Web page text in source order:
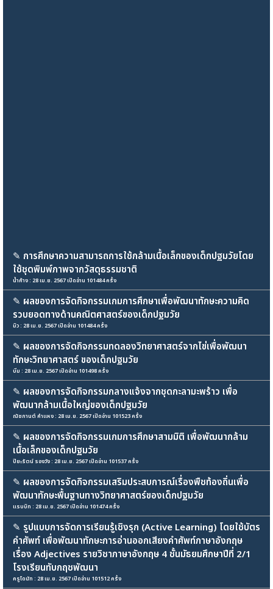
✎ การศึกษาความสามารถการใช้กล้ามเนื้อเล็กของเด็กปฐมวัยโดย
ใช้ชุดพิมพ์ภาพจากวัสดุธรรมชาติ
น้ำค้าง : 28 เม.ย. 2567 เปิดอ่าน 101484 ครั้ง
✎ ผลของการจัดกิจกรรมเกมการศึกษาเพื่อพัฒนาทักษะความคิด
รวบยอดทางด้านคณิตศาสตร์ของเด็กปฐมวัย
มิว : 28 เม.ย. 2567 เปิดอ่าน 101484 ครั้ง
✎ ผลของการจัดกิจกรรมทดลองวิทยาศาสตร์จากไข่เพื่อพัฒนา
ทักษะวิทยาศาสตร์ ของเด็กปฐมวัย
บีม : 28 เม.ย. 2567 เปิดอ่าน 101498 ครั้ง
✎ ผลของการจัดกิจกรรมกลางแจ้งจากชุดกะลามะพร้าว เพื่อ
พัฒนากล้ามเนื้อใหญ่ของเด็กปฐมวัย
ณัชกานต์ คำแหง : 28 เม.ย. 2567 เปิดอ่าน 101523 ครั้ง
✎ ผลของการจัดกิจกรรมเกมการศึกษาสามมิติ เพื่อพัฒนากล้าม
เนื้อเล็กของเด็กปฐมวัย
ปิยะรัตน์ รองวัง : 28 เม.ย. 2567 เปิดอ่าน 101537 ครั้ง
✎ ผลของการจัดกิจกรรมเสริมประสบการณ์เรื่องพืชท้องถิ่นเพื่อ
พัฒนาทักษะพื้นฐานทางวิทยาศาสตร์ของเด็กปฐมวัย
แรบบิท : 28 เม.ย. 2567 เปิดอ่าน 101474 ครั้ง
✎ รูปแบบการจัดการเรียนรู้เชิงรุก (Active Learning) โดยใช้บัตร
คำศัพท์ เพื่อพัฒนาทักษะการอ่านออกเสียงคำศัพท์ภาษาอังกฤษ
เรื่อง Adjectives รายวิชาภาษาอังกฤษ 4 ชั้นมัธยมศึกษาปีที่ 2/1
โรงเรียนทับกฤชพัฒนา
ครูโดนัท : 28 เม.ย. 2567 เปิดอ่าน 101512 ครั้ง